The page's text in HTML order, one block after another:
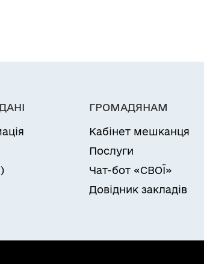
ГРОМАДЯНАМ
Кабінет мешканця
Послуги
Чат-бот «СВОЇ»
Довідник закладів